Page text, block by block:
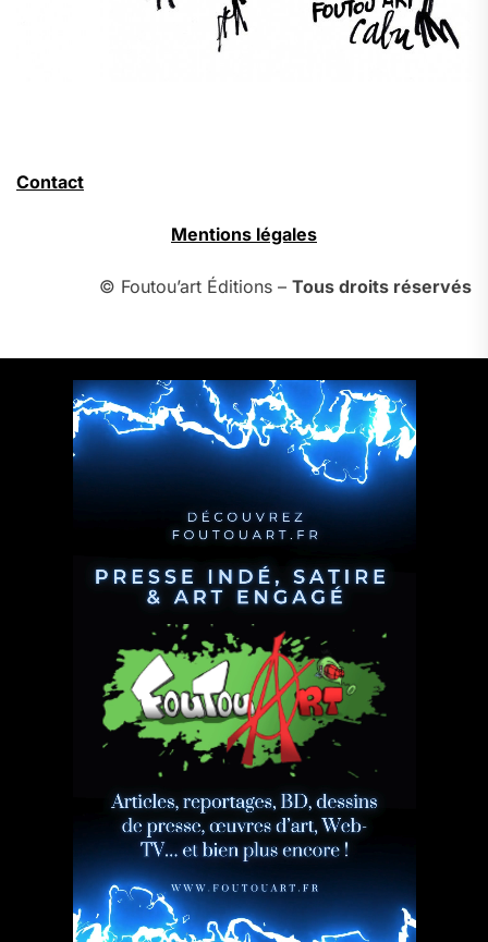
Contact
Mentions légales
© Foutou’art Éditions – Tous droits réservés